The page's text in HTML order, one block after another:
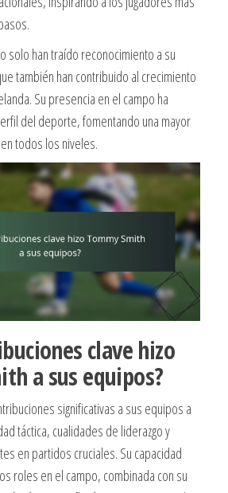
solo han traído reconocimiento a su
también han contribuido al crecimiento
Su presencia en el campo ha
del deporte, fomentando una mayor
todos los niveles.
clave hizo
a sus equipos?
significativas a sus equipos a
táctica, cualidades de liderazgo y
en partidos cruciales. Su capacidad
roles en el campo, combinada con su